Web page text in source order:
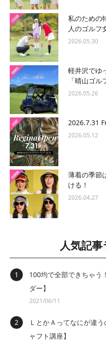
私のための
人のゴルフ
2026.05.30
軽井沢でゆ
「晴山ゴル
2026.05.26
2026.7.31
2026.05.12
薄着の季節
ける！
2026.04.27
人気記
100均で全部できちゃう
ダー】
2021/06/11
ＬとかＡってなにが違
ャフト講座】